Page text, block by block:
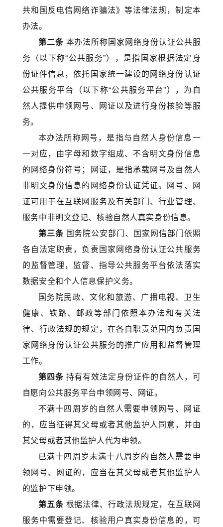
共和国反电信网络诈骗法》等法律法规，制定本
办法。
第二条本办法所称国家网络身份认证公共服
务（以下称“公共服务”），是指国家根据法定身
份证件信息，依托国家统一建设的网络身份认证
公共服务平台（以下称“公共服务平台”），为自
然人提供申领网号、网证以及进行身份核验等服
务。
本办法所称网号，是指与自然人身份信息一
一对应，由字母和数字组成、不含明文身份信息
的网络身份符号；网证，是指承载网号及自然人
非明文身份信息的网络身份认证凭证。网号、网
证可用于在互联网服务及有关部门、行业管理、
服务中非明文登记、核验自然人真实身份信息。
第三条国务院公安部门、国家网信部门依照
各自法定职责，负责国家网络身份认证公共服务
的监督管理，监督、指导公共服务平台依法落实
数据安全和个人信息保护义务。
国务院民政、文化和旅游、广播电视、卫生
健康、铁路、邮政等部门依照本办法和有关法
律、行政法规的规定，在各自职责范围内负责国
家网络身份认证公共服务的推广应用和监督管理
工作。
第四条持有有效法定身份证件的自然人，可
自愿向公共服务平台申领网号、网证。
不满十四周岁的自然人需要申领网号、网证
的，应当征得其父母或者其他监护人同意，并由
其父母或者其他监护人代为申领。
已满十四周岁未满十八周岁的自然人需要申
领网号、网证的，应当在其父母或者其他监护人
的监护下申领。
第五条根据法律、行政法规规定，在互联网
服务中需要登记、核验用户真实身份信息的，可